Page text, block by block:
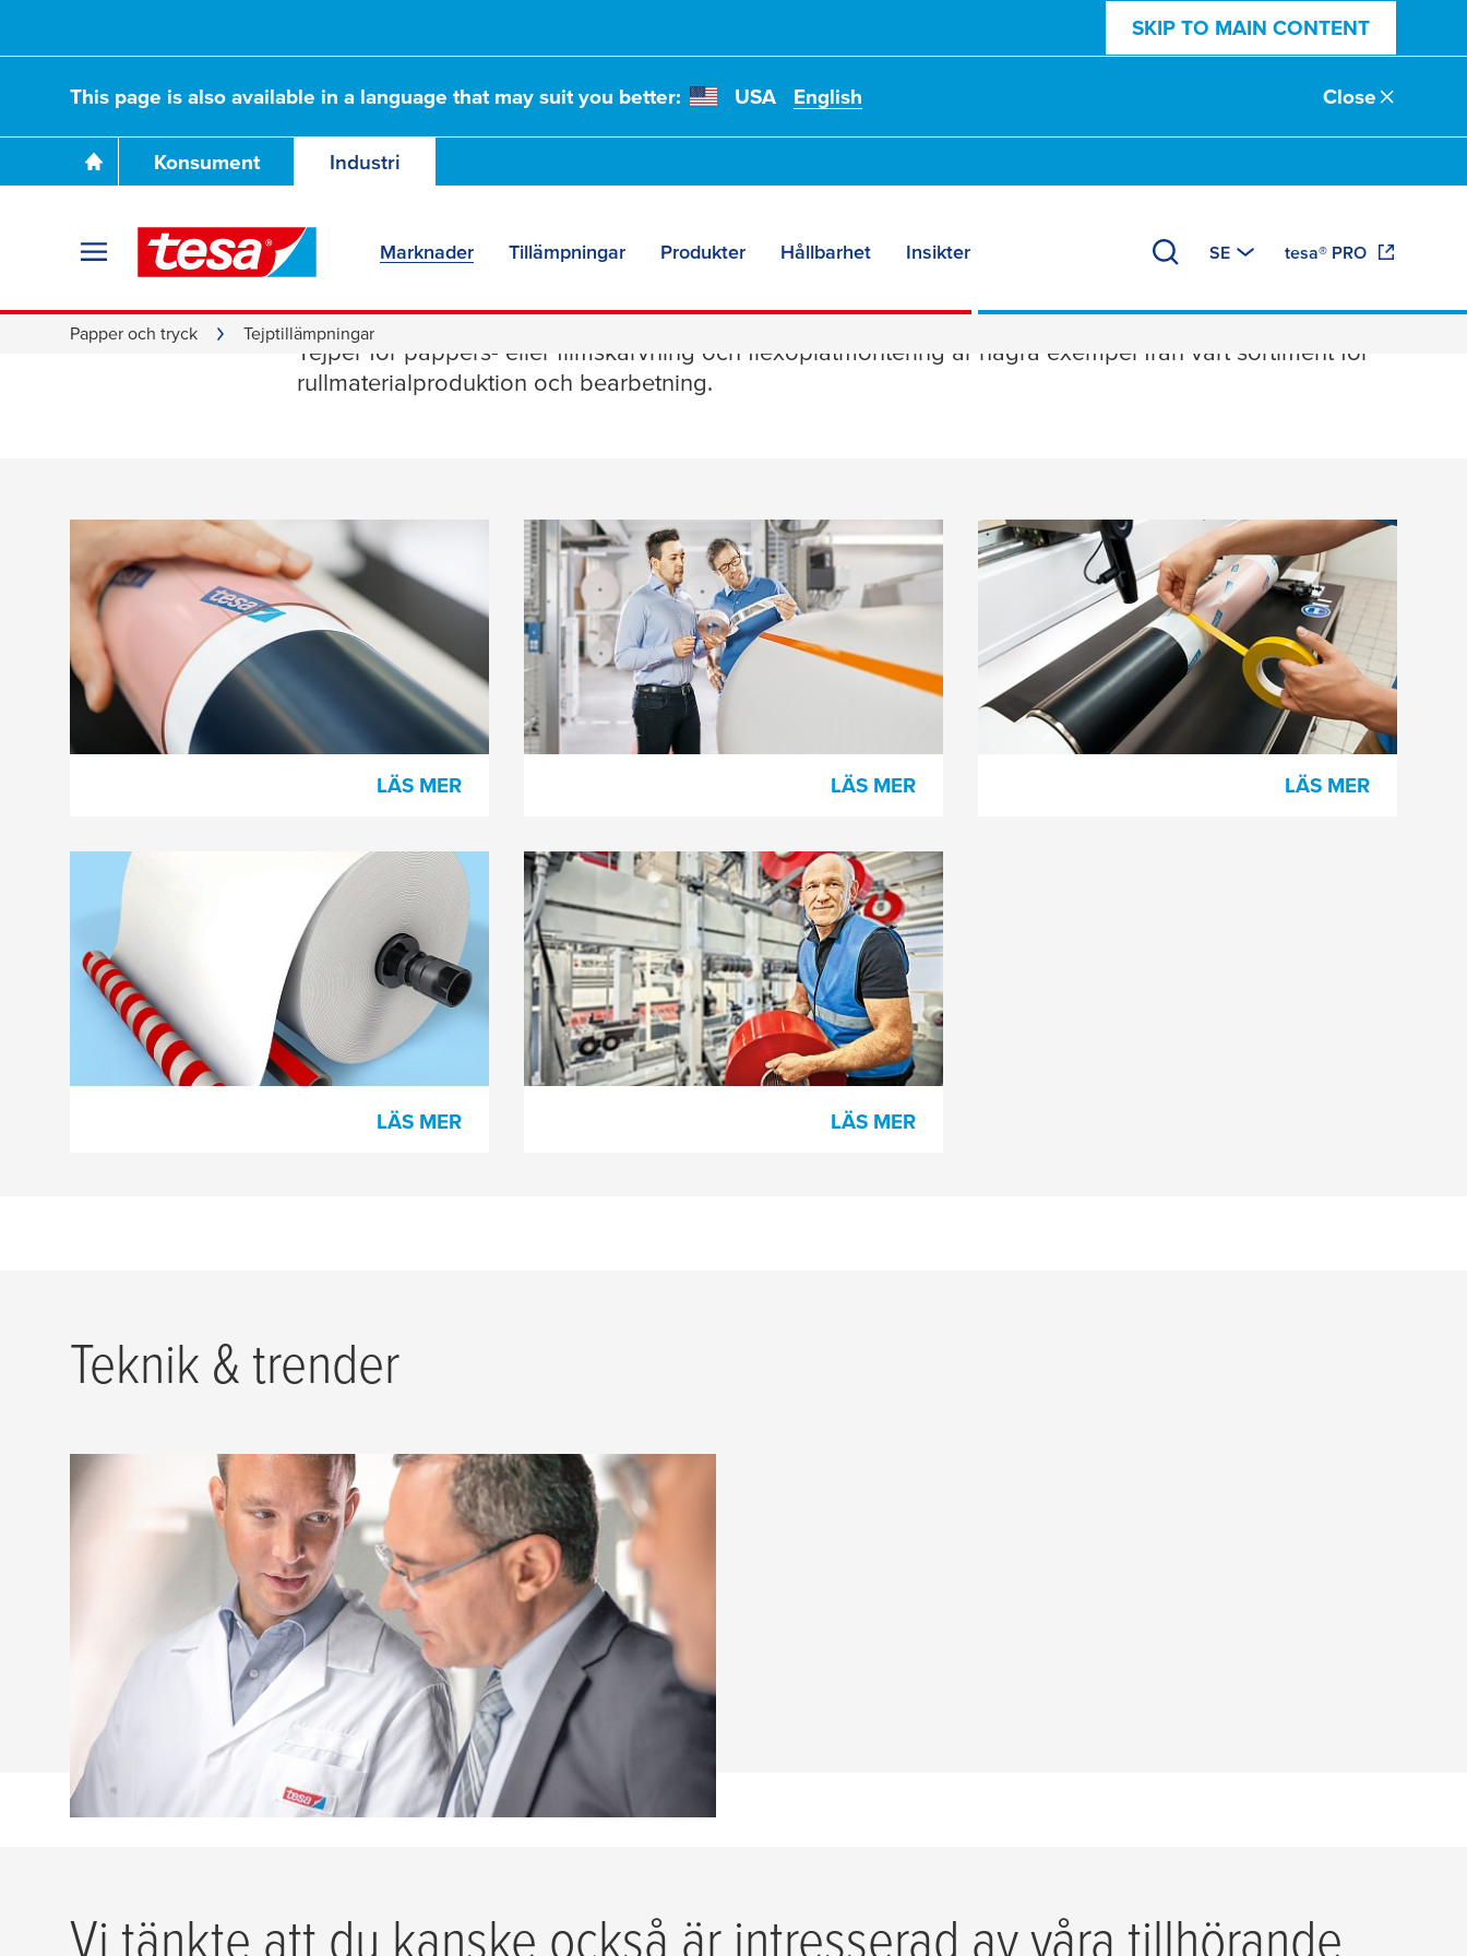
SKIP TO MAIN CONTENT
This page is also available in a language that may suit you better: USA English Close
Konsument Industri
Marknader Tillämpningar Produkter Hållbarhet Insikter SE tesa® PRO
Papper och tryck Tejptillämpningar
Tryckkänsliga tejper för papper och tryck
Tejper för pappers- eller filmskarvning och flexoplåtmontering är några exempel från vårt sortiment för
rullmaterialproduktion och bearbetning.
Plåtmonteringstejper för flexo
Vi erbjuder ett omfattande sortiment av
klichémonteringstejper med skum, film
eller vävbaksidor för att uppfylla alla
flexotryckbehov.
LÄS MER
Skarvtejper
Den senaste generationens skarvtejper
fortsätter framgångssagan om
EasySplice® och tillhörande
skarvningsprodukter för en rad olika
marknader.
LÄS MER
Processtejper för flexotryck
Valsinslagning, försegling av klichékant,
kärnstart och felflaggning är några
exempel från vårt breda sortiment av
kompletterande tejper.
LÄS MER
Processtejper för
pappersproduktion
Välbeprövade tejplösningar för att fästa
pappersmaterial på en ny kärna eller för
att stänga rullar för transport i eller utanför
pappersbruket.
LÄS MER
Wellpappsdesigntejper
Våra självhäftande specialtejper som
används för att öppna, stänga och
förstärka lådor erbjuder den högsta
produktionseffektiviteten och
processäkerheten.
LÄS MER
Teknik & trender
Standarder av högsta kvalitet för både produkter och
människor
Vi ökar ständigt kunskapsnivån i gruppen för att kunna erbjuda våra
kunder bästa möjliga service och support inom kärnområdena
tejptillämpningar för ”Klichémontering” och ”Skarvning”.
LÄS MER
Vi tänkte att du kanske också är intresserad av våra tillhörande